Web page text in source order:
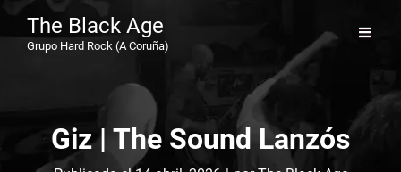
The Black Age
Grupo Hard Rock (A Coruña)
Giz | The Sound Lanzós